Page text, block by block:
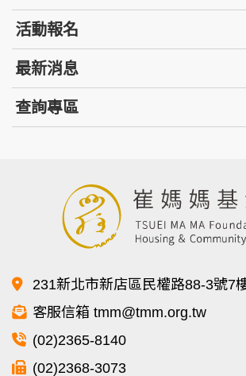
活動報名
最新消息
查詢專區
231新北市新店區民權路88-3號7
客服信箱 tmm@tmm.org.tw
(02)2365-8140
(02)2368-3073